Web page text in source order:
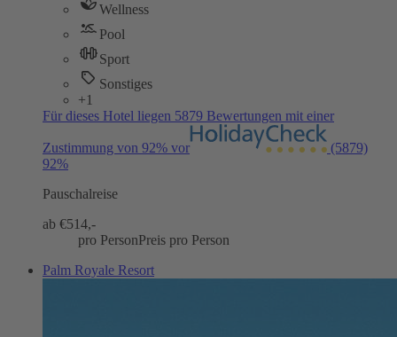
Wellness
Pool
Sport
Sonstiges
+1
Für dieses Hotel liegen 5879 Bewertungen mit einer
Zustimmung von 92% vor
(5879)
92%
Pauschalreise
ab €514,-
pro PersonPreis pro Person
Palm Royale Resort